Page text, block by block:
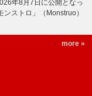
年8月7日に公開となっ
ストロ」（Monstruo）
more »